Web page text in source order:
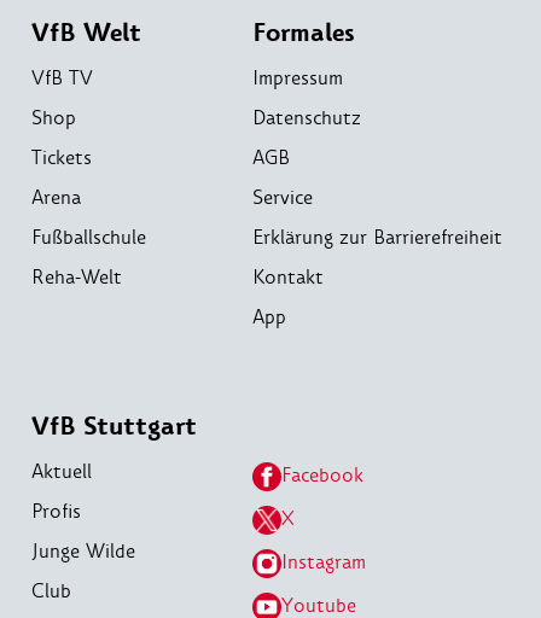
VfB Welt
VfB TV
Shop
Tickets
Arena
Fußballschule
Reha-Welt
Formales
Impressum
Datenschutz
AGB
Service
Erklärung zur Barrierefreiheit
Kontakt
App
VfB Stuttgart
Aktuell
Profis
Junge Wilde
Club
Facebook
X
Instagram
Youtube